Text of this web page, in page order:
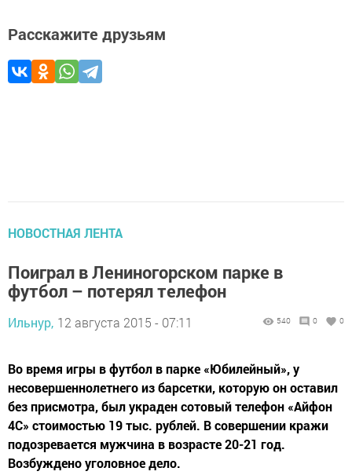
Расскажите друзьям
НОВОСТНАЯ ЛЕНТА
Поиграл в Лениногорском парке в
футбол – потерял телефон
Ильнур, 12 августа 2015 - 07:11 540 0 0
Во время игры в футбол в парке «Юбилейный», у
несовершеннолетнего из барсетки, которую он оставил
без присмотра, был украден сотовый телефон «Айфон
4С» стоимостью 19 тыс. рублей. В совершении кражи
подозревается мужчина в возрасте 20-21 год.
Возбуждено уголовное дело.